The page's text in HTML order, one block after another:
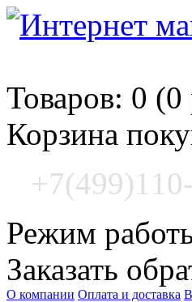
Товаров: 0 (0
Корзина
Режим
Заказать
О компании Оплата и доставка